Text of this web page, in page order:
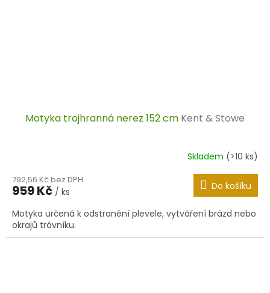
Motyka trojhranná nerez 152 cm Kent & Stowe
Skladem (>10 ks)
792,56 Kč bez DPH
959 Kč / ks Do košíku
Motyka určená k odstranění plevele, vytváření brázd nebo
okrajů trávníku.